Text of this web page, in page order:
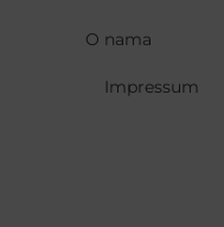
O nama
Impressum